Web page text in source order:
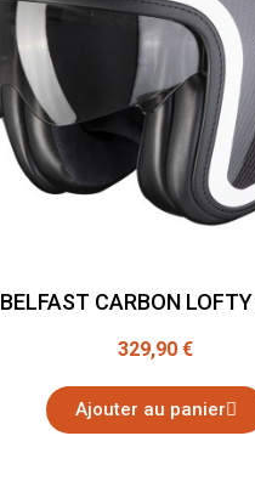
BELFAST CARBON
329,90 €
Ajouter au panier